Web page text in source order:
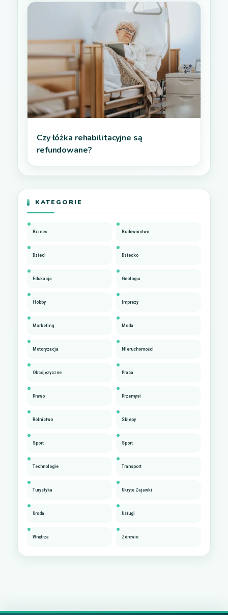
Czy łóżka rehabilitacyjne są
refundowane?
KATEGORIE
Biznes Budownictwo
Dzieci Dziecko
Edukacja Geologia
Hobby Imprezy
Marketing Moda
Motoryzacja Nieruchomości
Obcojęzyczne Praca
Prawo Przemysł
Rolnictwo Sklepy
Sport Sport
Technologie Transport
Turystyka Ukryte Zajawki
Uroda Usługi
Wnętrza Zdrowie